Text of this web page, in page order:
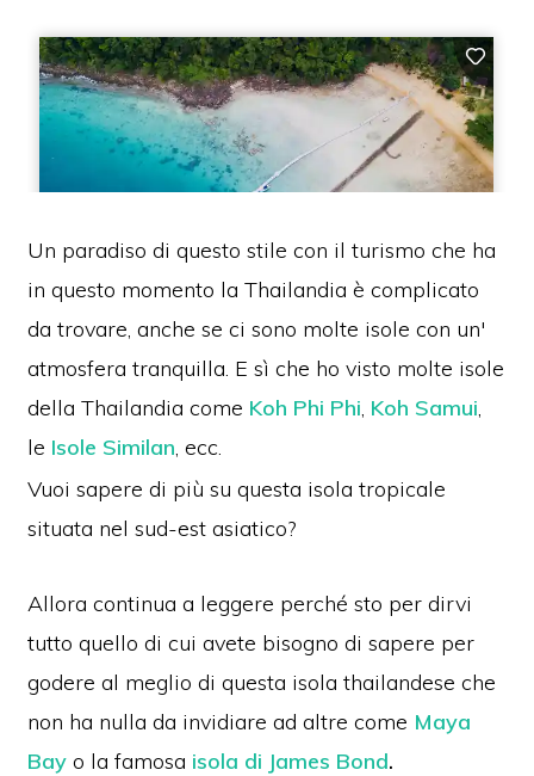
Un paradiso di questo stile con il turismo che ha
in questo momento la Thailandia è complicato
da trovare, anche se ci sono molte isole con un'
atmosfera tranquilla. E sì che ho visto molte isole
della Thailandia come Koh Phi Phi, Koh Samui,
le Isole Similan, ecc.
Vuoi sapere di più su questa isola tropicale
situata nel sud-est asiatico?
Allora continua a leggere perché sto per dirvi
tutto quello di cui avete bisogno di sapere per
godere al meglio di questa isola thailandese che
non ha nulla da invidiare ad altre come Maya
Bay o la famosa isola di James Bond.